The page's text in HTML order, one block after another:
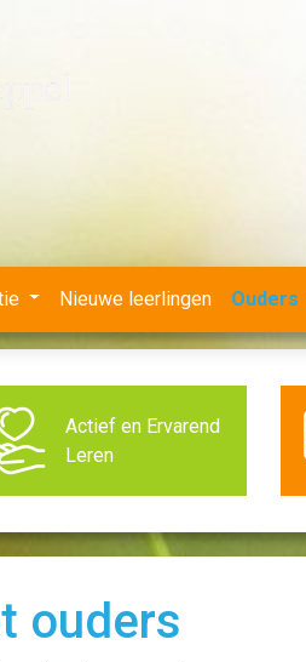
Nieuwe leerlingen Ouders
Actief en Ervarend
Leren
ouders